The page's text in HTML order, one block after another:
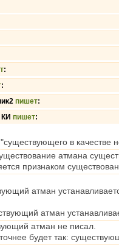
:
:
пишет:
КИ пишет:
"существующего в качестве
атмана
признаком
атман
атман
атман не писал.
будет так: